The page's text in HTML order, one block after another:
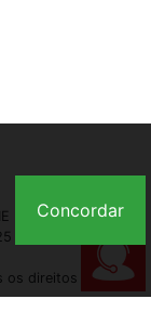
| CNPJ:
- São Cristóvão,
os direitos
Concordar